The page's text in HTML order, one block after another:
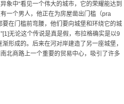
象中“看见一个伟大的城市，它的荣耀能达到
一个男人，他正在为房屋凿出门槛（pra
在门槛前弯腰，他们要向城堡和环绕它的城
无论这个传说是真是假，布拉格确实是以9
形成的。后来在河对岸建造了另一座城堡，
北商路上一个重要的贸易中心，吸引了许多